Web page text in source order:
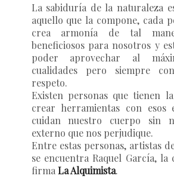
La sabiduría de la naturaleza
aquello que la compone, cada
crea armonía de tal
beneficiosos para nosotros y
poder aprovechar al
cualidades pero siempre
respeto.
Existen personas que tienen
crear herramientas con esos
cuidan nuestro cuerpo sin
externo que nos perjudique.
Entre estas personas, artistas
se encuentra Raquel García, la
firma La Alquimista.